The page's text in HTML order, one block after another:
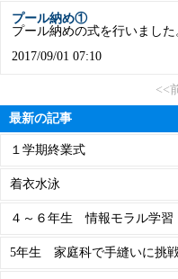
プール納め①
プール納めの式を行いまし
2017/09/01 07:10
<<
最新の記事
１学期終業式
着衣水泳
４～６年生 情報モラル学習
5年生 家庭科で手縫いに挑